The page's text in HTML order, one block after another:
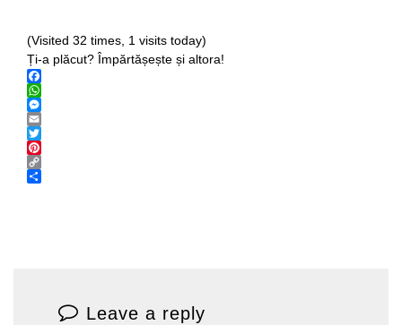
(Visited 32 times, 1 visits today)
Ți-a plăcut? Împărtășește și altora!
Facebook
WhatsApp
Messenger
Email
Twitter
Pinterest
Copy
Leave a reply